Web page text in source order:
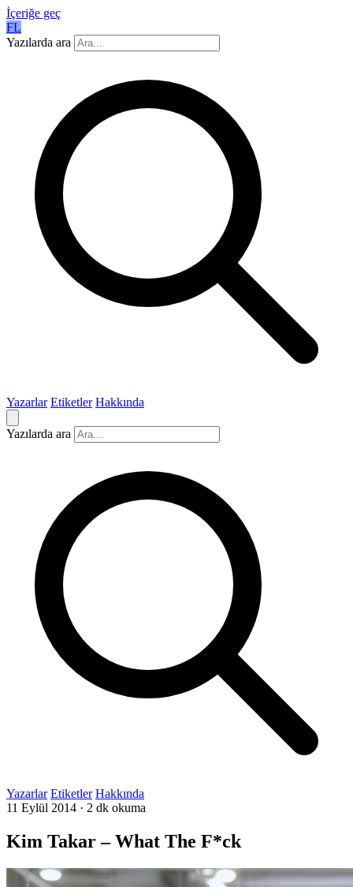
İçeriğe geç
FL
Yazılarda ara
Yazarlar Etiketler Hakkında
Yazılarda ara
Yazarlar Etiketler Hakkında
11 Eylül 2014 · 2 dk okuma
Kim Takar – What The F*ck